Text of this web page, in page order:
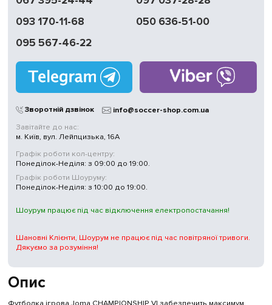
Опис
093 170-11-68
050 636-51-00
095 567-46-22
Зворотній дзвінок
info@soccer-shop.com.ua
Завітайте до нас:
м. Київ, вул. Лейпцизька, 16А
Графік роботи кол-центру:
Понеділок-Неділя: з 09:00 до 19:00.
Графік роботи Шоуруму:
Понеділок-Неділя: з 10:00 до 19:00.
Шоурум працює під час відключення електропостачання!
Шановні Клієнти, Шоурум не працює під час повітряної тривоги.
Дякуємо за розуміння!